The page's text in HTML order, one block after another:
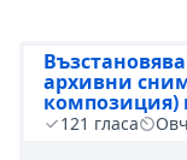
архивни
композиция)
121 гласа